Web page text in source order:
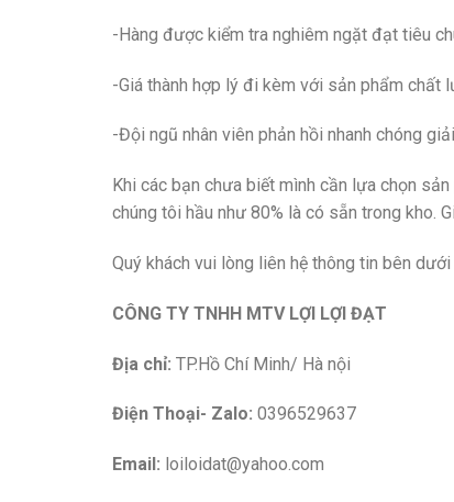
-Hàng được kiểm tra nghiêm ngặt đạt tiêu
-Giá thành hợp lý đi kèm với sản phẩm chất
-Đội ngũ nhân viên phản hồi nhanh chóng
Khi các bạn chưa biết mình cần lựa chọn
chúng tôi hầu như 80% là có sẵn trong kho.
Quý khách vui lòng liên hệ thông tin bên
CÔNG TY TNHH MTV LỢI LỢI ĐẠT
Địa chỉ: TP.Hồ Chí Minh/ Hà nội
Điện Thoại- Zalo: 0396529637
Email: loiloidat@yahoo.com